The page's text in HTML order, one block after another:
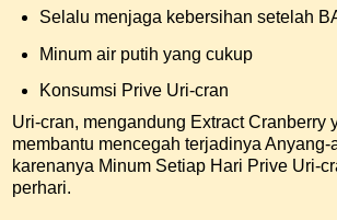
Selalu menjaga kebersihan setelah
Minum air putih yang cukup
Konsumsi Prive Uri-cran
Uri-cran, mengandung Extract Cranberry
membantu mencegah terjadinya Anyang-
karenanya Minum Setiap Hari Prive Uri-
perhari.